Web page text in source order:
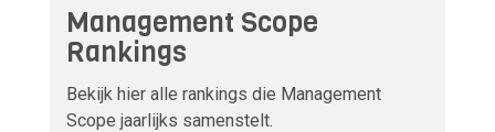
Management Scope
Rankings
Bekijk hier alle rankings die Management
Scope jaarlijks samenstelt.